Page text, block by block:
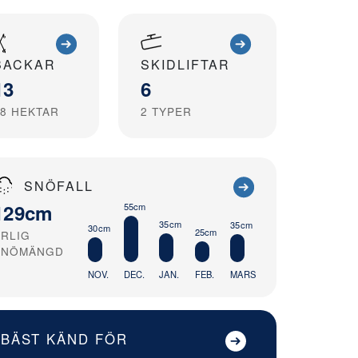
HEKTAR
SKIDLIFTAR
6
2 TYPER
SNÖFALL
30cm
NOV.
55cm
DEC.
35cm
JAN.
25cm
FEB.
35cm
MARS
BÄST KÄND FÖR